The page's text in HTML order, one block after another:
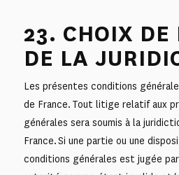
23. CHOIX DE
DE LA
Les présentes conditions
de France. Tout litige relatif aux
générales sera soumis à la
France. Si une partie ou une
conditions générales est jugée